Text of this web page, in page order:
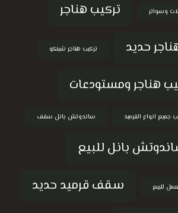
وسواتر
تركيب هناجر
حديد
تركيب هناجر شينكو
هناجر ومستودعات
جميع انواع القرميد ساندوتش بانل سقف
بانل للبيع
للبيع
سقف قرميد حديد